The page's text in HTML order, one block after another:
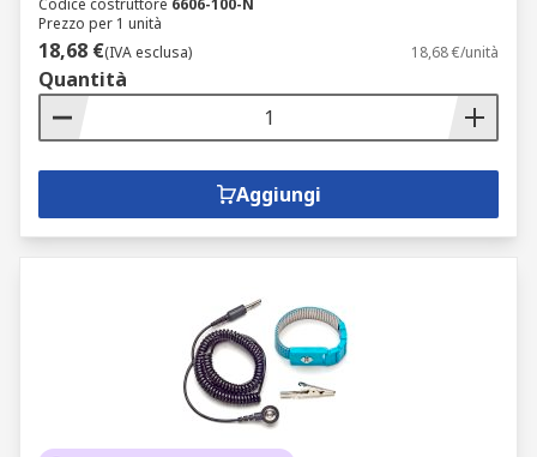
Codice costruttore 6606-100-N
Prezzo per 1 unità
18,68 €(IVA esclusa) 18,68 €/unità
Quantità
Aggiungi